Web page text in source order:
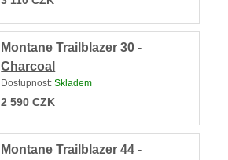
Montane Trailblazer 30 -
Charcoal
Dostupnost:Skladem
2 590CZK
Montane Trailblazer 44 -